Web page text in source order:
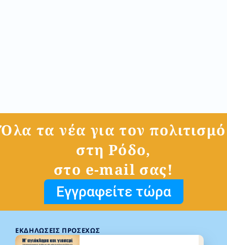
Όλα τα νέα για τον πολιτισμό
στη Ρόδο,
στο e-mail σας!
Εγγραφείτε τώρα
ΕΚΔΗΛΏΣΕΙΣ ΠΡΟΣΕΧΏΣ